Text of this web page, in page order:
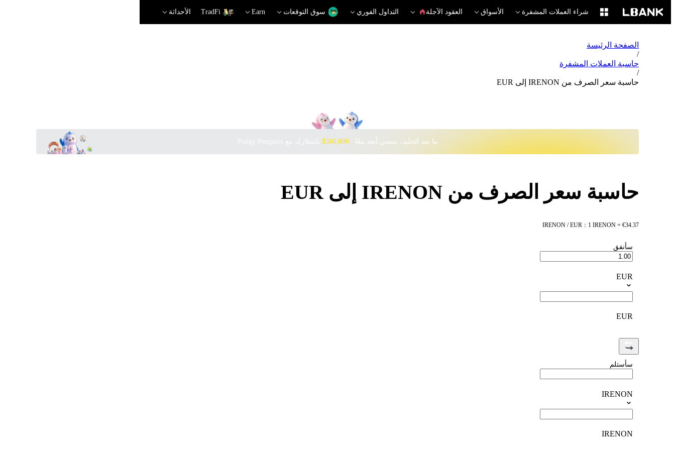
شراء العملات المشفرة الأسواق العقود الآجلة التداول الفوري سوق التوقعات Earn
TradFi الأحداثة
الصفحة الرئيسة
/
حاسبة العملات المشفرة
/
حاسبة سعر الصرف من IRENON إلى EUR
ما بعد الجليد، نمضي أبعد معًا · ‎$500,000 بانتظارك مع Pudgy Penguins
حاسبة سعر الصرف من IRENON إلى EUR
IRENON / EUR：1 IRENON = €34.37
سأنفق
EUR
EUR
سأستلم
IRENON
IRENON